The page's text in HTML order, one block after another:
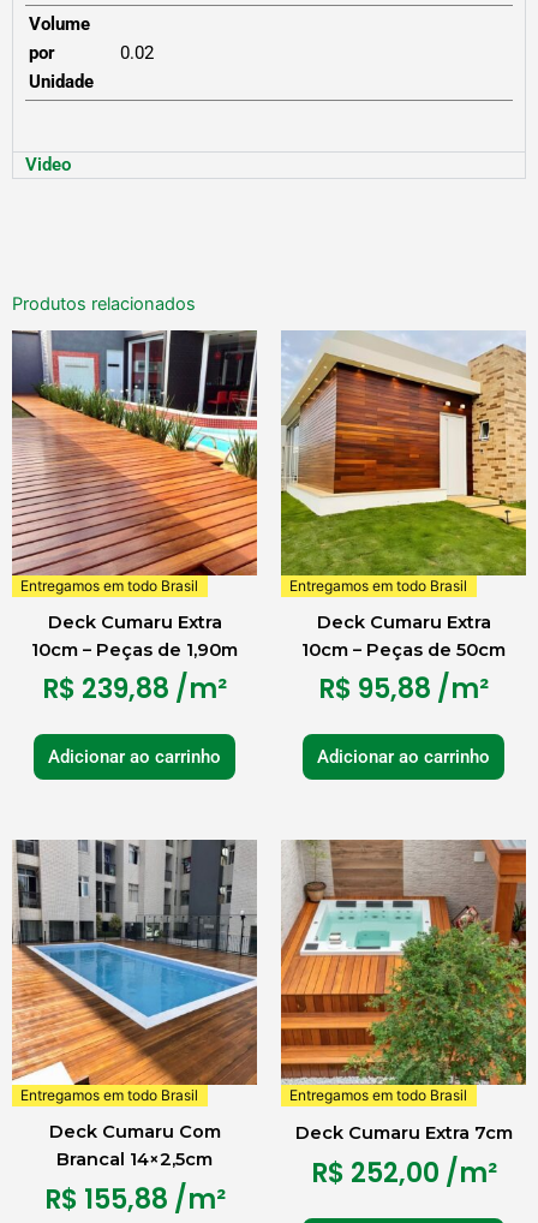
Volume
por
Unidade
0.02
Video
Produtos relacionados
Entregamos em todo Brasil
Deck Cumaru Extra
10cm – Peças de 1,90m
R$ 239,88 /m²
Adicionar ao carrinho
Entregamos em todo Brasil
Deck Cumaru Extra
10cm – Peças de 50cm
R$ 95,88 /m²
Adicionar ao carrinho
Entregamos em todo Brasil
Deck Cumaru Com
Brancal 14×2,5cm
R$ 155,88 /m²
Entregamos em todo Brasil
Deck Cumaru Extra 7cm
R$ 252,00 /m²